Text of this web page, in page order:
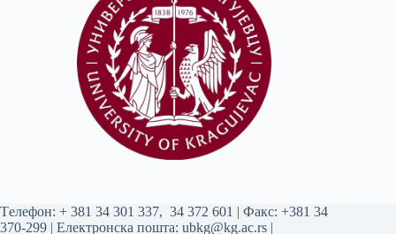
Tелефон: + 381 34 301 337, 34 372 601 | Факс: +381 34
370-299 | Електронска пошта: ubkg@kg.ac.rs |